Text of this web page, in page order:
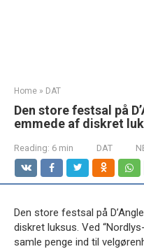
Home » DAT
Den store festsal på
emmede af diskret
Reading: 6 min DAT
Den store festsal på
diskret luksus. Ved
samle penge ind til